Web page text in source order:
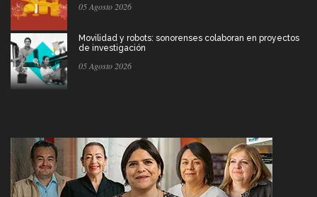
05 Agosto 2026
Movilidad y robots: sonorenses colaboran en proyectos
de investigación
05 Agosto 2026